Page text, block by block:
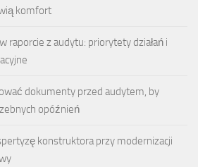
komfort
raporcie z audytu: priorytety działań i
dokumenty przed audytem, by
opóźnień
konstruktora przy modernizacji